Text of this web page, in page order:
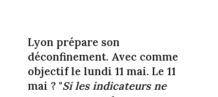
Lyon prépare son
déconfinement. Avec comme
objectif le lundi 11 mai. Le 11
mai ? "Si les indicateurs ne